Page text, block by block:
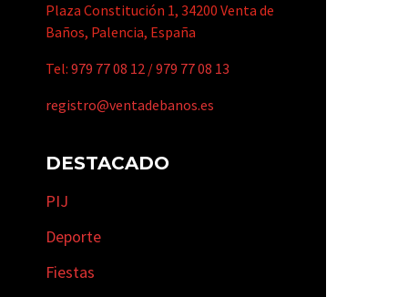
Plaza Constitución 1, 34200 Venta de
Baños, Palencia, España
Tel: 979 77 08 12 /979 77 08 13
registro@ventadebanos.es
DESTACADO
PIJ
Deporte
Fiestas